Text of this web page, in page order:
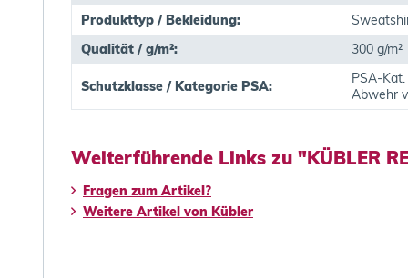
Produkttyp / Bekleidung:
Qualität / g/m²:
300 g/m²
Schutzklasse / Kategorie PSA:
PSA-
Abwehr
Weiterführende Links zu "KÜBLER
Fragen zum Artikel?
Weitere Artikel von Kübler